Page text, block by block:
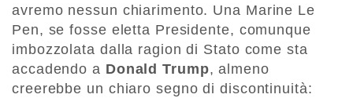
avremo nessun chiarimento. Una Marine Le
Pen, se fosse eletta Presidente, comunque
imbozzolata dalla ragion di Stato come sta
accadendo a Donald Trump, almeno
creerebbe un chiaro segno di discontinuità: